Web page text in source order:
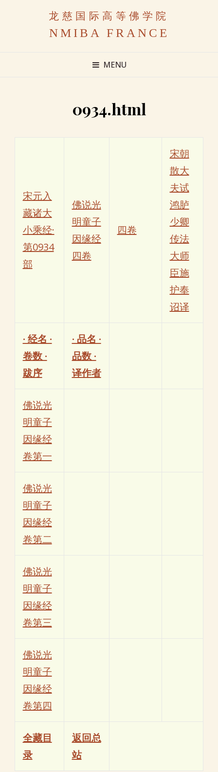
龙慈国际高等佛学院
NMIBA FRANCE
MENU
0934.html
宋元入
藏诸大
小乘经·
第0934
部
佛说光
明童子
因缘经
四卷
四卷
宋朝
散大
夫试
鸿胪
少卿
传法
大师
臣施
护奉
诏译
· 经名 ·
卷数 ·
跋序
· 品名 ·
品数 ·
译作者
佛说光
明童子
因缘经
卷第一
佛说光
明童子
因缘经
卷第二
佛说光
明童子
因缘经
卷第三
佛说光
明童子
因缘经
卷第四
全藏目
录
返回总
站